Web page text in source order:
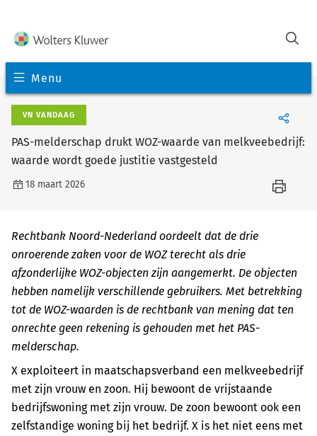
Menu
VN VANDAAG
PAS-melderschap drukt WOZ-waarde van melkveebedrijf:
waarde wordt goede justitie vastgesteld
18 maart 2026
Rechtbank Noord-Nederland oordeelt dat de drie
onroerende zaken voor de WOZ terecht als drie
afzonderlijke WOZ-objecten zijn aangemerkt. De objecten
hebben namelijk verschillende gebruikers. Met betrekking
tot de WOZ-waarden is de rechtbank van mening dat ten
onrechte geen rekening is gehouden met het PAS-
melderschap.
X exploiteert in maatschapsverband een melkveebedrijf
met zijn vrouw en zoon. Hij bewoont de vrijstaande
bedrijfswoning met zijn vrouw. De zoon bewoont ook een
zelfstandige woning bij het bedrijf. X is het niet eens met